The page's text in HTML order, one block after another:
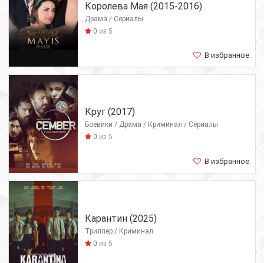
Королева Мая (2015-2016)
Драма / Сериалы
0 из 5
В избранное
Круг (2017)
Боевики / Драма / Криминал / Сериалы
0 из 5
В избранное
Карантин (2025)
Триллер / Криминал
0 из 5